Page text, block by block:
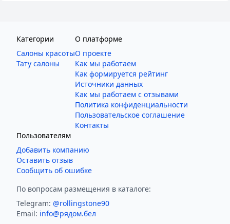
Категории
Салоны красоты
Тату салоны
О платформе
О проекте
Как мы работаем
Как формируется рейтинг
Источники данных
Как мы работаем с отзывами
Политика конфиденциальности
Пользовательское соглашение
Контакты
Пользователям
Добавить компанию
Оставить отзыв
Сообщить об ошибке
По вопросам размещения в каталоге:
Telegram: @rollingstone90
Email: info@рядом.бел